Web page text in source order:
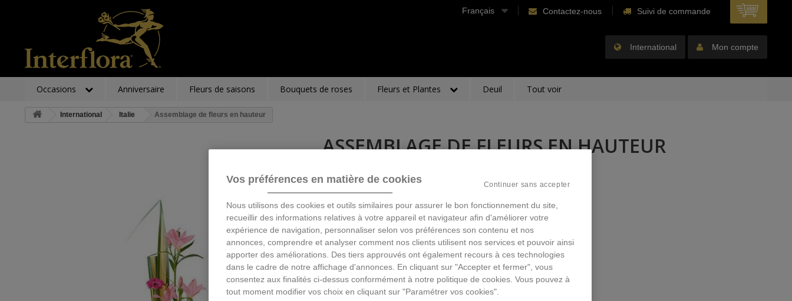
Français Contactez-nous Suivi de commande
International Mon compte
Occasions Anniversaire Fleurs de saisons Bouquets de roses Fleurs et Plantes Deuil Tout voir
International Italie Assemblage de fleurs en hauteur
ASSEMBLAGE DE FLEURS EN HAUTEUR
60,00 €TTC
Ajouter au panier
Vos préférences en matière de cookies
Nous utilisons des cookies et outils similaires pour assurer le bon fonctionnement du site,
recueillir des informations relatives à votre appareil et navigateur afin d'améliorer votre
expérience de navigation, personnaliser selon vos préférences son contenu et nos
annonces, comprendre et analyser comment nos clients utilisent nos services et pouvoir ainsi
apporter des améliorations. Des tiers approuvés ont également recours à ces technologies
dans le cadre de notre affichage d'annonces. En cliquant sur "Accepter et fermer", vous
consentez aux finalités ci-dessus conformément à notre politique de cookies. Vous pouvez à
tout moment modifier vos choix en cliquant sur "Paramétrer vos cookies".
Continuer sans accepter